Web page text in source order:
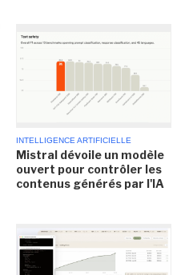
INTELLIGENCE ARTIFICIELLE
Mistral dévoile un modèle
ouvert pour contrôler les
contenus générés par l'IA